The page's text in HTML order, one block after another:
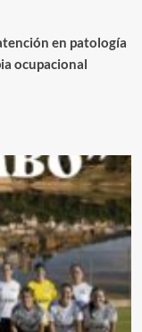
en patología
ocupacional